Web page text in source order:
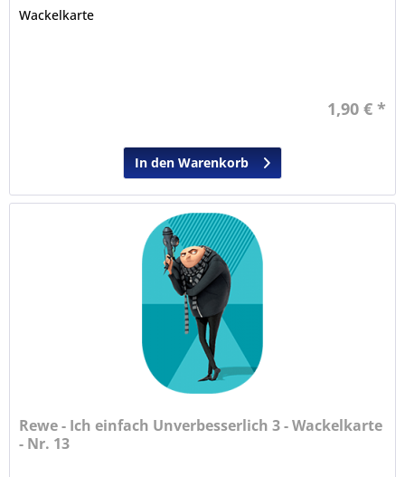
Wackelkarte
1,90 € *
In den Warenkorb
Rewe - Ich einfach Unverbesserlich 3 - Wackelkarte
- Nr. 13